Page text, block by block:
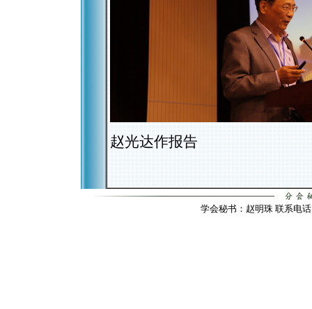
赵光达作报告
学会秘书：赵明珠 联系电